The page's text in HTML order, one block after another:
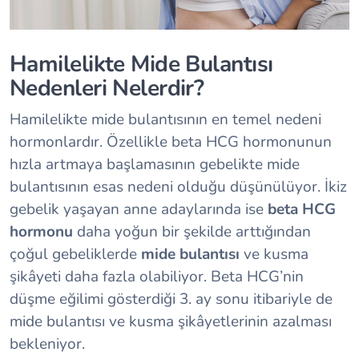
Hamilelikte Mide Bulantısı
Nedenleri Nelerdir?
Hamilelikte mide bulantısının en temel nedeni
hormonlardır. Özellikle beta HCG hormonunun
hızla artmaya başlamasının gebelikte mide
bulantısının esas nedeni olduğu düşünülüyor. İkiz
gebelik yaşayan anne adaylarında ise beta HCG
hormonu daha yoğun bir şekilde arttığından
çoğul gebeliklerde mide bulantısı ve kusma
şikâyeti daha fazla olabiliyor. Beta HCG’nin
düşme eğilimi gösterdiği 3. ay sonu itibariyle de
mide bulantısı ve kusma şikâyetlerinin azalması
bekleniyor.